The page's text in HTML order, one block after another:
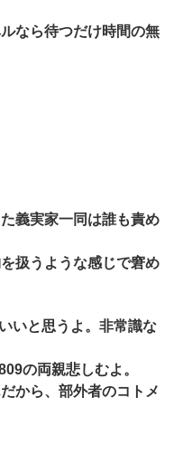
なら待つだけ時間の無
義実家一同は誰も責め
扱うような感じで窘め
いと思うよ。非常識な
の両親悲しむよ。
から、部外者のコトメ